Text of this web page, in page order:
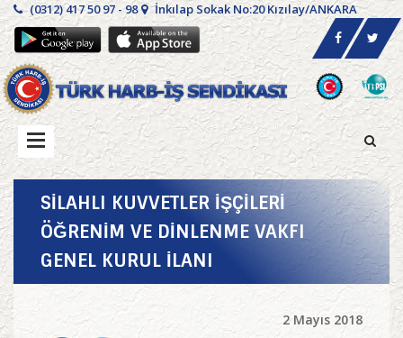
(0312) 417 50 97 - 98 İnkılap Sokak No:20 Kızılay/ANKARA
SİLAHLI KUVVETLER İŞÇİLERİ
ÖĞRENİM VE DİNLENME VAKFI
GENEL KURUL İLANI
2 Mayıs 2018